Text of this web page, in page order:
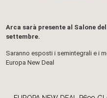
Arca sarà presente al Salone
settembre.
Saranno esposti i semintegrali e i
Europa New Deal